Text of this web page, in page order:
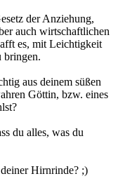
der Anziehung,
auch wirtschaftlichen
es, mit Leichtigkeit
bringen.
aus deinem süßen
Göttin, bzw. eines
du alles, was du
Hirnrinde? ;)